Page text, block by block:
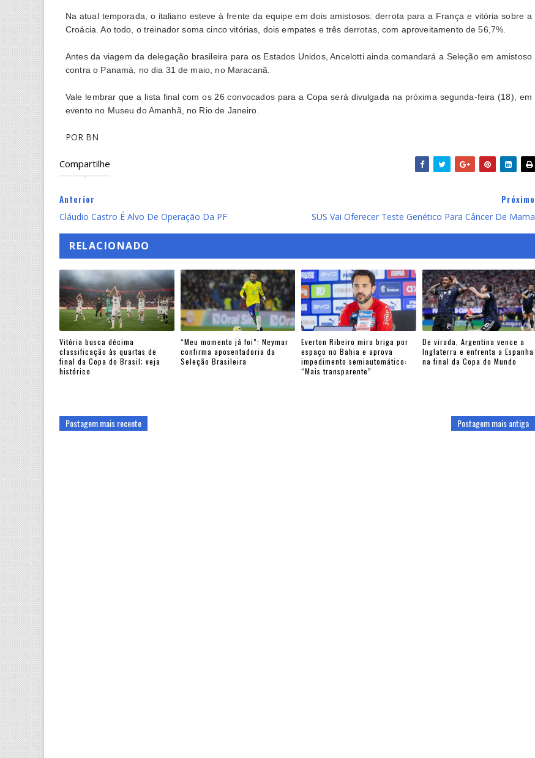
Na atual temporada, o italiano esteve à frente da equipe em dois amistosos: derrota para a França e vitória sobre a
Croácia. Ao todo, o treinador soma cinco vitórias, dois empates e três derrotas, com aproveitamento de 56,7%.
Antes da viagem da delegação brasileira para os Estados Unidos, Ancelotti ainda comandará a Seleção em amistoso
contra o Panamá, no dia 31 de maio, no Maracanã.
Vale lembrar que a lista final com os 26 convocados para a Copa será divulgada na próxima segunda-feira (18), em
evento no Museu do Amanhã, no Rio de Janeiro.
POR BN
Compartilhe
Anterior
Cláudio Castro É Alvo De Operação Da PF
Próximo
SUS Vai Oferecer Teste Genético Para Câncer De Mama
RELACIONADO
Vitória busca décima
classificação às quartas de
final da Copa do Brasil; veja
histórico
“Meu momento já foi”: Neymar
confirma aposentadoria da
Seleção Brasileira
Everton Ribeiro mira briga por
espaço no Bahia e aprova
impedimento semiautomático:
“Mais transparente”
De virada, Argentina vence a
Inglaterra e enfrenta a Espanha
na final da Copa do Mundo
Postagem mais recente Postagem mais antiga